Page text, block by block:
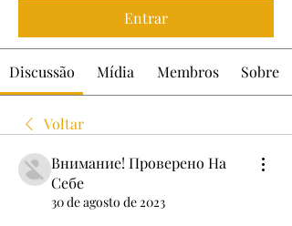
Entrar
Discussão Mídia Membros Sobre
Voltar
Внимание! Проверено На
Себе
30 de agosto de 2023